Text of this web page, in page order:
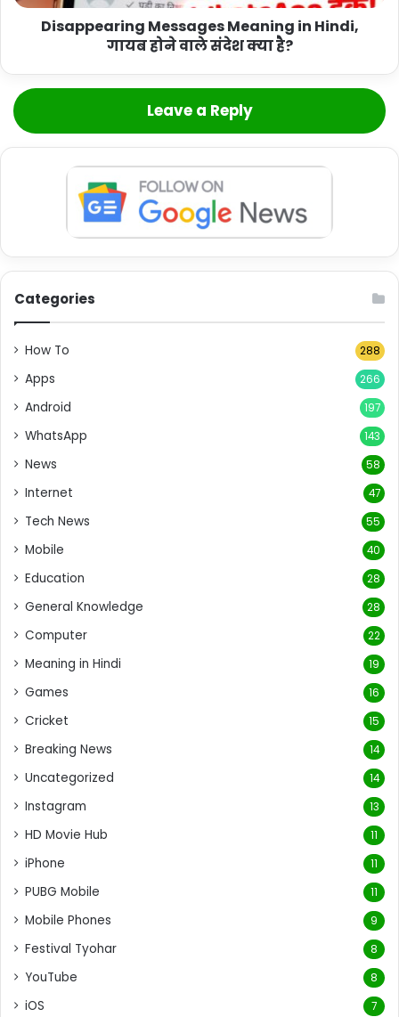
Disappearing Messages Meaning in Hindi,
गायब होने वाले संदेश क्या है?
Leave a Reply
Categories
How To 288
Apps 266
Android 197
WhatsApp 143
News 58
Internet 47
Tech News 55
Mobile 40
Education 28
General Knowledge 28
Computer 22
Meaning in Hindi 19
Games 16
Cricket 15
Breaking News 14
Uncategorized 14
Instagram 13
HD Movie Hub 11
iPhone 11
PUBG Mobile 11
Mobile Phones 9
Festival Tyohar 8
YouTube 8
iOS 7